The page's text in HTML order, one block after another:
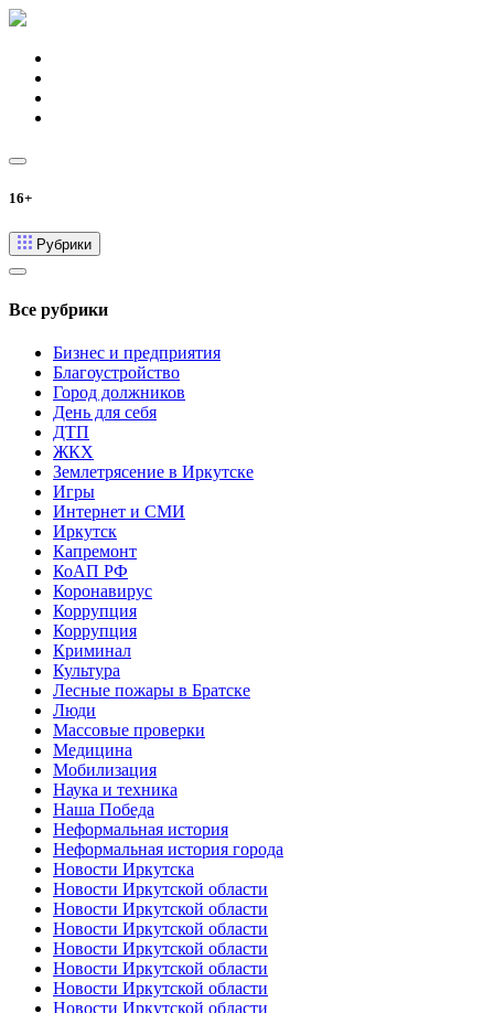
16+
Рубрики
Все рубрики
Бизнес и предприятия
Благоустройство
Город должников
День для себя
ДТП
ЖКХ
Землетрясение в Иркутске
Игры
Интернет и СМИ
Иркутск
Капремонт
КоАП РФ
Коронавирус
Коррупция
Коррупция
Криминал
Культура
Лесные пожары в Братске
Люди
Массовые проверки
Медицина
Мобилизация
Наука и техника
Наша Победа
Неформальная история
Неформальная история города
Новости Иркутска
Новости Иркутской области
Новости Иркутской области
Новости Иркутской области
Новости Иркутской области
Новости Иркутской области
Новости Иркутской области
Новости Иркутской области